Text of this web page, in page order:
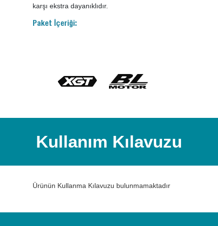
karşı ekstra dayanıklıdır.
Paket İçeriği:
Kullanım Kılavuzu
Ürünün Kullanma Kılavuzu bulunmamaktadır